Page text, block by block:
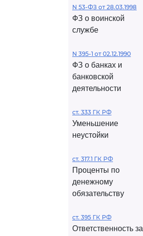
N 53-ФЗ от 28.03.1998
ФЗ о воинской
службе
N 395-1 от 02.12.1990
ФЗ о банках и
банковской
деятельности
ст. 333 ГК РФ
Уменьшение
неустойки
ст. 317.1 ГК РФ
Проценты по
денежному
обязательству
ст. 395 ГК РФ
Ответственность за